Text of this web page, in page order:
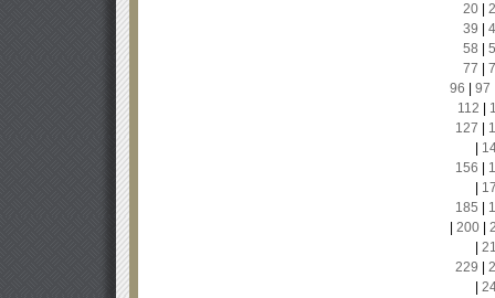
20|
39
58
77
96
97
112
127
156
185
200|
229